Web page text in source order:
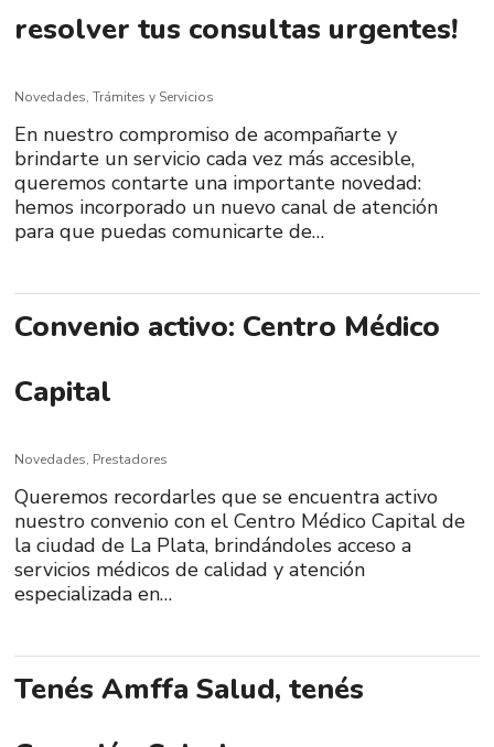
resolver tus consultas urgentes!
Novedades,Trámites y Servicios
En nuestro compromiso de acompañarte y
brindarte un servicio cada vez más accesible,
queremos contarte una importante novedad:
hemos incorporado un nuevo canal de atención
para que puedas comunicarte de…
Convenio activo: Centro Médico
Capital
Novedades, Prestadores
Queremos recordarles que se encuentra activo
nuestro convenio con el Centro Médico Capital de
la ciudad de La Plata, brindándoles acceso a
servicios médicos de calidad y atención
especializada en…
Tenés Amffa Salud, tenés